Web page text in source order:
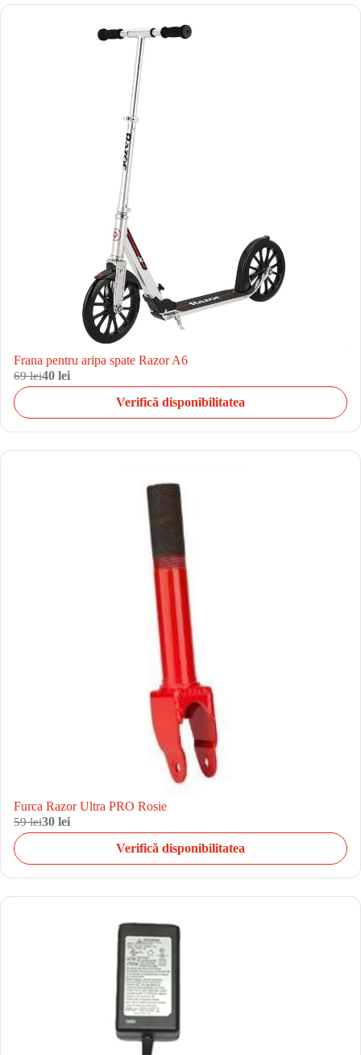
Frana pentru aripa spate Razor A6
69 lei40 lei
Verifică disponibilitatea
Furca Razor Ultra PRO Rosie
59 lei30 lei
Verifică disponibilitatea